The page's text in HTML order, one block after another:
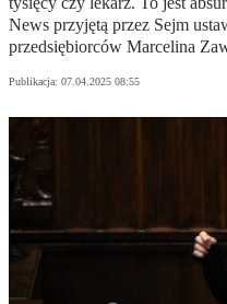
News przyjętą przez Sejm
przedsiębiorców Marcelina
Publikacja: 07.04.2025 08:55